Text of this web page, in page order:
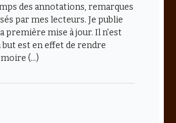
des annotations, remarques
par mes lecteurs. Je publie
première mise à jour. Il n'est
but est en effet de rendre
(…)